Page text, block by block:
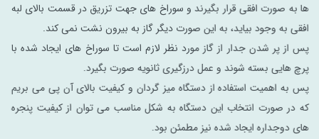
ها به صورت افقی قرار بگیرند و سوراخ های جهت تزریق در قسمت بالای لبه
افقی به وجود بیاید، به این صورت دیگر گاز به بیرون نشت نمی کند.
پس از پر شدن جدار از گاز مورد نظر لازم است تا سوراخ های ایجاد شده با
پرچ هایی بسته شوند و عمل درزگیری ثانویه صورت بگیرد.
پس به اهمیت استفاده از دستگاه میز گردان و کیفیت بالای آن پی می بریم
که در صورت انتخاب این دستگاه به شکل مناسب می توان از کیفیت پنجره
های دوجداره ایجاد شده نیز مطمئن بود.